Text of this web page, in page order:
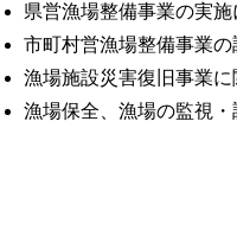
県営漁場整備事業の実施
市町村営漁場整備事業
漁場施設災害復旧事業に
漁場保全、漁場の監視